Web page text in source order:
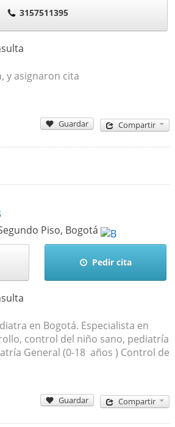
3157511395
y asignaron cita
Guardar Compartir
Piso, Bogotá
Pedir cita
en Bogotá. Especialista en
control del niño sano, pediatría
General (0-18 años ) Control de
Guardar Compartir